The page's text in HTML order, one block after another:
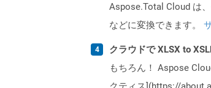
Aspose.Total Cloud は
などに変換できます。
クラウドで XLSX to
もちろん！ Aspose